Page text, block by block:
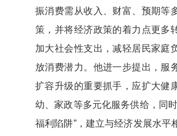
振消费需从收入、财富、预期等
策，并将经济政策的着力点更多
加大社会性支出，减轻居民家庭
放消费潜力。他进一步提出，服
扩容升级的重要抓手，应扩大健
幼、家政等多元化服务供给，同
福利陷阱”，建立与经济发展水平